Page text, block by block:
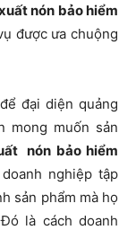
nón bảo hiểm
được ưa chuộng
đại diện quảng
mong muốn sản
nón bảo hiểm
nghiệp tập
sản phẩm mà họ
là cách doanh